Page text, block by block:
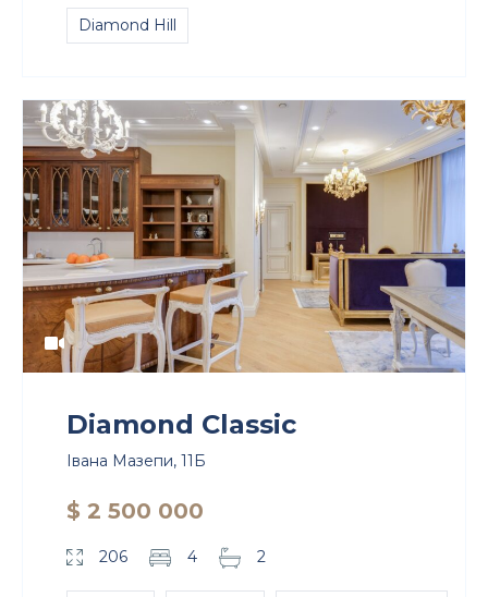
Diamond Hill
Diamond Classic
Івана Мазепи, 11Б
$ 2 500 000
206 4 2